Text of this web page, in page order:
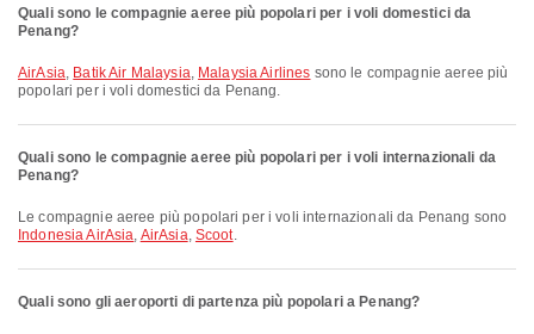
Quali sono le compagnie aeree più popolari per i voli domestici da
Penang?
AirAsia, Batik Air Malaysia, Malaysia Airlines sono le compagnie aeree più
popolari per i voli domestici da Penang.
Quali sono le compagnie aeree più popolari per i voli internazionali da
Penang?
Le compagnie aeree più popolari per i voli internazionali da Penang sono
Indonesia AirAsia, AirAsia, Scoot.
Quali sono gli aeroporti di partenza più popolari a Penang?